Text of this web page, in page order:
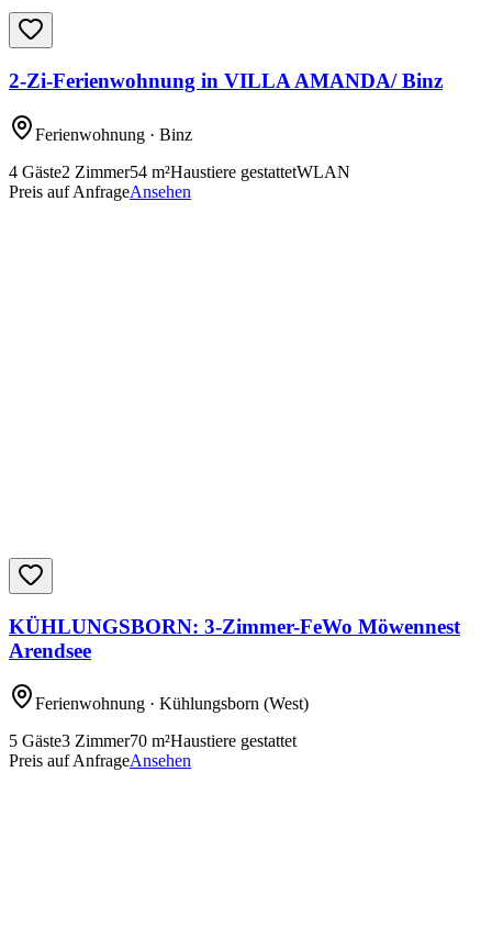
2-Zi-Ferienwohnung in VILLA AMANDA/ Binz
Ferienwohnung · Binz
4 Gäste2 Zimmer54 m²Haustiere gestattetWLAN
Preis auf AnfrageAnsehen
KÜHLUNGSBORN: 3-Zimmer-FeWo Möwennest
Arendsee
Ferienwohnung · Kühlungsborn (West)
5 Gäste3 Zimmer70 m²Haustiere gestattet
Preis auf AnfrageAnsehen